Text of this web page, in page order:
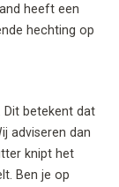
heeft een
hechting op
Dit betekent dat
adviseren dan
knipt het
Ben je op